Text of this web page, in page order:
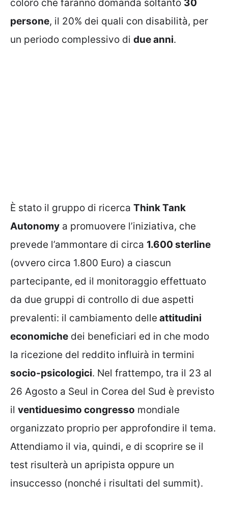
coloro che faranno domanda soltanto 30
persone, il 20% dei quali con disabilità, per
un periodo complessivo di due anni.
È stato il gruppo di ricerca Think Tank
Autonomy a promuovere l’iniziativa, che
prevede l’ammontare di circa 1.600 sterline
(ovvero circa 1.800 Euro) a ciascun
partecipante, ed il monitoraggio effettuato
da due gruppi di controllo di due aspetti
prevalenti: il cambiamento delle attitudini
economiche dei beneficiari ed in che modo
la ricezione del reddito influirà in termini
socio-psicologici. Nel frattempo, tra il 23 al
26 Agosto a Seul in Corea del Sud è previsto
il ventiduesimo congresso mondiale
organizzato proprio per approfondire il tema.
Attendiamo il via, quindi, e di scoprire se il
test risulterà un apripista oppure un
insuccesso (nonché i risultati del summit).